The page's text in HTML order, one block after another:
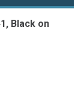
Black on